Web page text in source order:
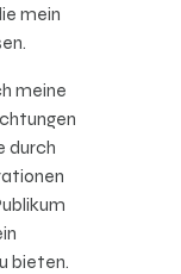
mein
meine
durch
bieten.